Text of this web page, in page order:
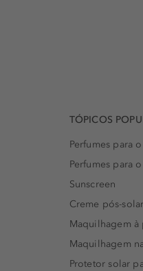
TÓPICOS
Perfumes para
Perfumes para
Sunscreen
Creme pós-solar
Maquilhagem
Maquilhagem
Protetor solar